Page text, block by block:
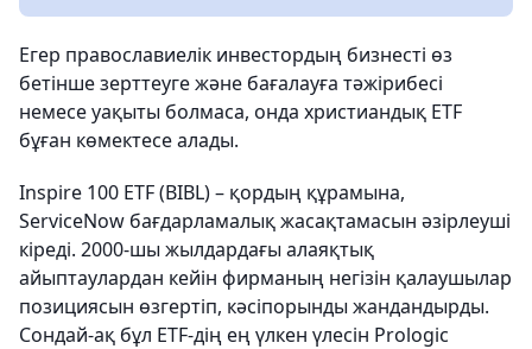
Егер православиелік инвестордың бизнесті өз
бетінше зерттеуге және бағалауға тәжірибесі
немесе уақыты болмаса, онда христиандық ETF
бұған көмектесе алады.
Inspire 100 ETF (BIBL) – қордың құрамына,
ServiceNow бағдарламалық жасақтамасын әзірлеуші
кіреді. 2000-шы жылдардағы алаяқтық
айыптаулардан кейін фирманың негізін қалаушылар
позициясын өзгертіп, кәсіпорынды жандандырды.
Сондай-ақ бұл ETF-дің ең үлкен үлесін Prologic